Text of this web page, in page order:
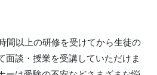
間以上の研修を受けてから生徒の
面談・授業を受講していただけま